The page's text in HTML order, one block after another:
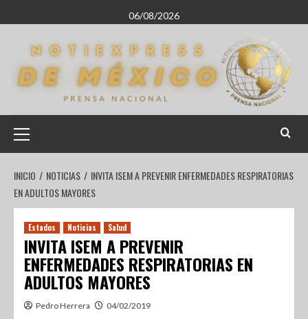
06/08/2026
INICIO NOTICIAS
INVITA ISEM A PREVENIR ENFERMEDADES RESPIRATORIAS
EN ADULTOS MAYORES
Estados Noticias Salud
INVITA ISEM A PREVENIR
ENFERMEDADES RESPIRATORIAS EN
ADULTOS MAYORES
Pedro Herrera 04/02/2019